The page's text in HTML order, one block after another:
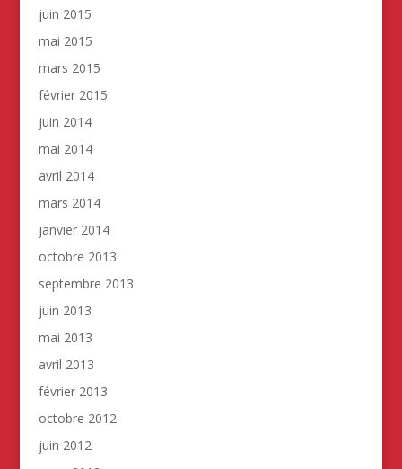
juin 2015
mai 2015
mars 2015
février 2015
juin 2014
mai 2014
avril 2014
mars 2014
janvier 2014
octobre 2013
septembre 2013
juin 2013
mai 2013
avril 2013
février 2013
octobre 2012
juin 2012